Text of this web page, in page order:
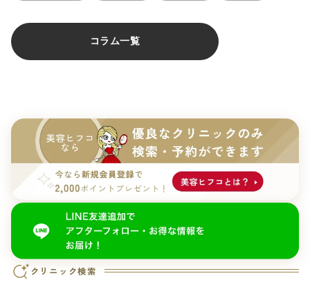
コラム一覧
クリニック検索